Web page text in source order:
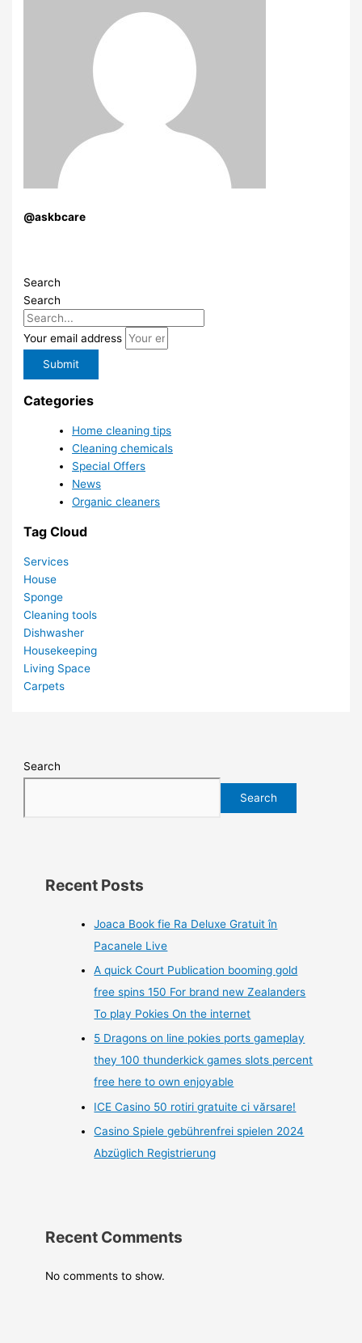
@askbcare
Search
Search
Your email address
Submit
Categories
Home cleaning tips
Cleaning chemicals
Special Offers
News
Organic cleaners
Tag Cloud
Services
House
Sponge
Cleaning tools
Dishwasher
Housekeeping
Living Space
Carpets
Search
Search
Recent Posts
Joaca Book fie Ra Deluxe Gratuit în
Pacanele Live
A quick Court Publication booming gold
free spins 150 For brand new Zealanders
To play Pokies On the internet
5 Dragons on line pokies ports gameplay
they 100 thunderkick games slots percent
free here to own enjoyable
ICE Casino 50 rotiri gratuite ci vărsare!
Casino Spiele gebührenfrei spielen 2024
Abzüglich Registrierung
Recent Comments
No comments to show.